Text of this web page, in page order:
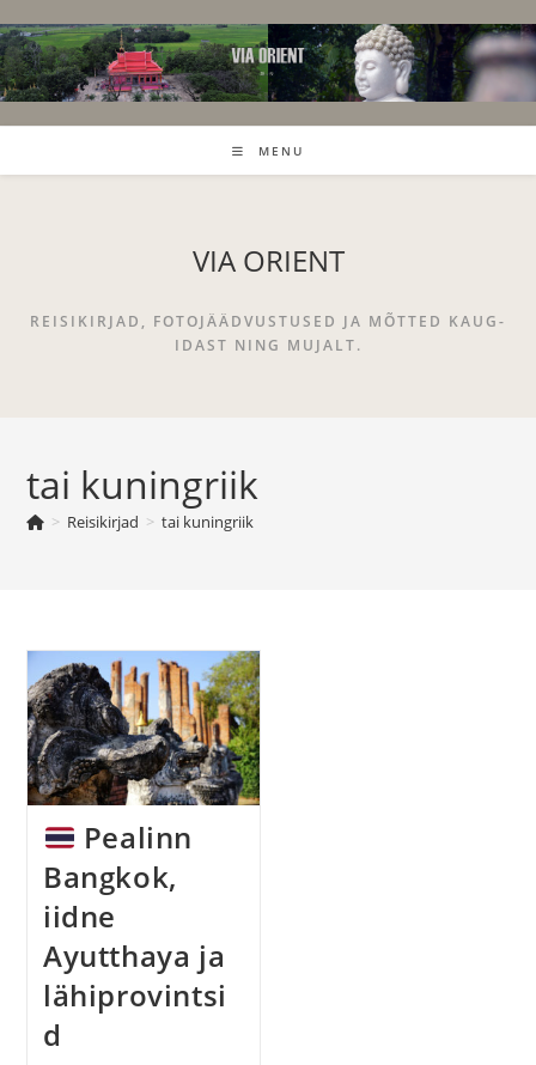
to
content
MENU
VIA ORIENT
REISIKIRJAD, FOTOJÄÄDVUSTUSED JA MÕTTED KAUG-
IDAST NING MUJALT.
tai kuningriik
> Reisikirjad > tai kuningriik
Pealinn
Bangkok,
iidne
Ayutthaya ja
lähiprovintsi
d